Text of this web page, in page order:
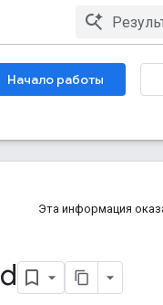
Начало работы
Эта информация